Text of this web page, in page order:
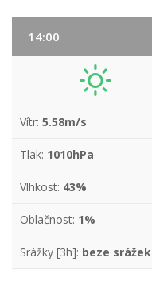
14:00
Vítr: 5.58m/s
Tlak: 1010hPa
Vlhkost: 43%
Oblačnost: 1%
Srážky [3h]: beze srážek